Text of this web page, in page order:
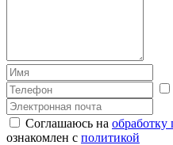
Соглашаюсь на
ознакомлен с политикой